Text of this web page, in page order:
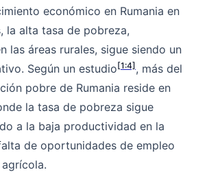
económico en Rumania en
la alta tasa de pobreza,
las áreas rurales, sigue siendo un
Según un estudio[1:4] , más del
pobre de Rumania reside en
la tasa de pobreza sigue
a la baja productividad en la
de oportunidades de empleo